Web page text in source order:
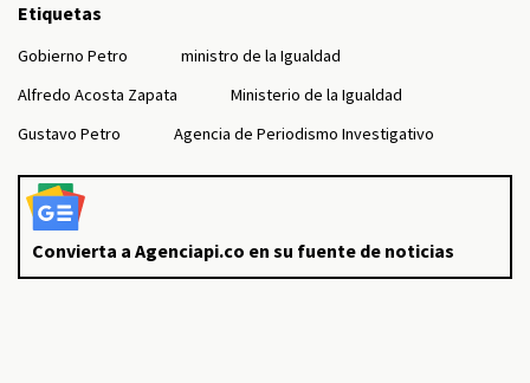
Etiquetas
Gobierno Petro
ministro de la Igualdad
Alfredo Acosta Zapata
Ministerio de la Igualdad
Gustavo Petro
Agencia de Periodismo Investigativo
Convierta a Agenciapi.co en su fuente de noticias